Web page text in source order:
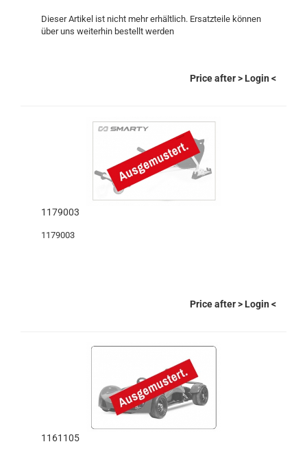
Dieser Artikel ist nicht mehr erhältlich. Ersatzteile können
über uns weiterhin bestellt werden
Price after> Login <
1179003
1179003
Price after> Login <
1161105